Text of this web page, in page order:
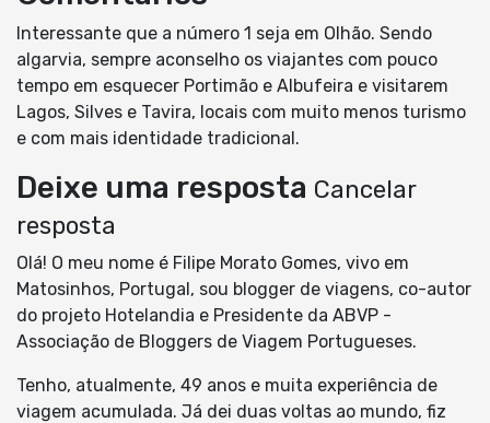
Interessante que a número 1 seja em Olhão. Sendo
algarvia, sempre aconselho os viajantes com pouco
tempo em esquecer Portimão e Albufeira e visitarem
Lagos, Silves e Tavira, locais com muito menos turismo
e com mais identidade tradicional.
Deixe uma resposta Cancelar
resposta
Olá! O meu nome é Filipe Morato Gomes, vivo em
Matosinhos, Portugal, sou blogger de viagens, co-autor
do projeto Hotelandia e Presidente da ABVP -
Associação de Bloggers de Viagem Portugueses.
Tenho, atualmente, 49 anos e muita experiência de
viagem acumulada. Já dei duas voltas ao mundo, fiz